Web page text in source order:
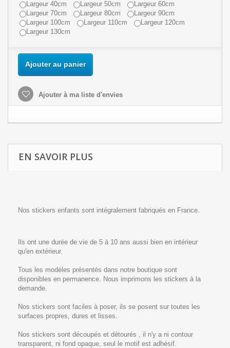
Largeur 40cm
Largeur 50cm
Largeur 60cm
Largeur 70cm
Largeur 80cm
Largeur 90cm
Largeur 100cm
Largeur 110cm
Largeur 120cm
Largeur 130cm
Ajouter au panier
Ajouter à ma liste d'envies
EN SAVOIR PLUS
Nos stickers enfants sont intégralement fabriqués en France.
Ils ont une durée de vie de 5 à 10 ans aussi bien en intérieur
qu'en extérieur.
Tous les modèles présentés dans notre boutique sont
disponibles en permanence. Nous imprimons les stickers à la
demande.
Nos stickers sont faciles à poser, ils se posent sur toutes les
surfaces propres, dures et lisses.
Nos stickers sont découpés et détourés , il n'y a ni contour
transparent, ni fond opaque, seul le motif est adhésif.